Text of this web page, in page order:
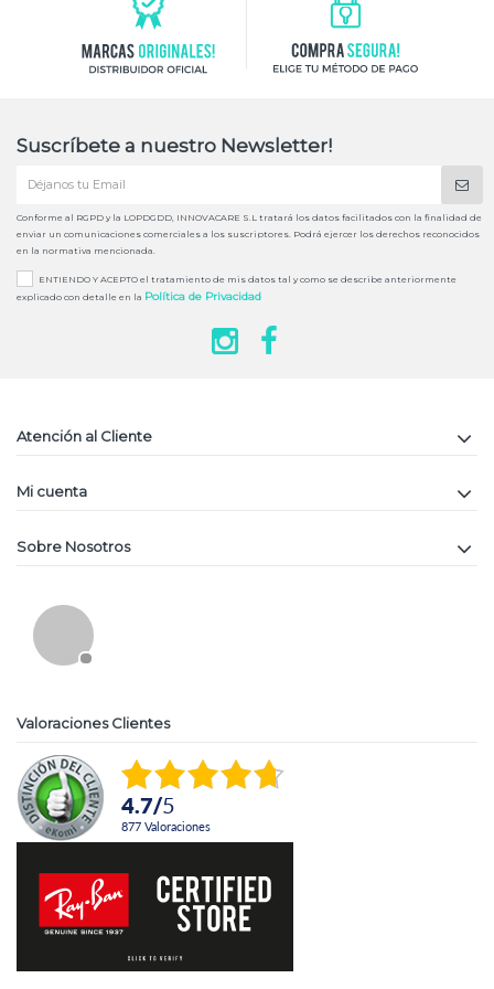
Suscríbete a nuestro Newsletter!
Conforme al RGPD y la LOPDGDD, INNOVACARE S.L tratará los datos facilitados con la finalidad de
enviar un comunicaciones comerciales a los suscriptores. Podrá ejercer los derechos reconocidos
en la normativa mencionada.
ENTIENDO Y ACEPTO el tratamiento de mis datos tal y como se describe anteriormente
explicado con detalle en la Política de Privacidad
Atención al Cliente
Mi cuenta
Sobre Nosotros
Valoraciones Clientes
4.7/5
877 Valoraciones